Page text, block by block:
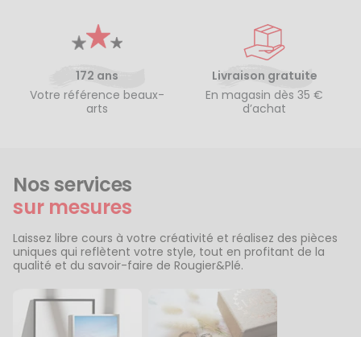
172 ans
Votre référence beaux-
arts
Livraison gratuite
En magasin dès 35 €
d’achat
Nos services
sur mesures
Laissez libre cours à votre créativité et réalisez des pièces
uniques qui reflètent votre style, tout en profitant de la
qualité et du savoir-faire de Rougier&Plé.